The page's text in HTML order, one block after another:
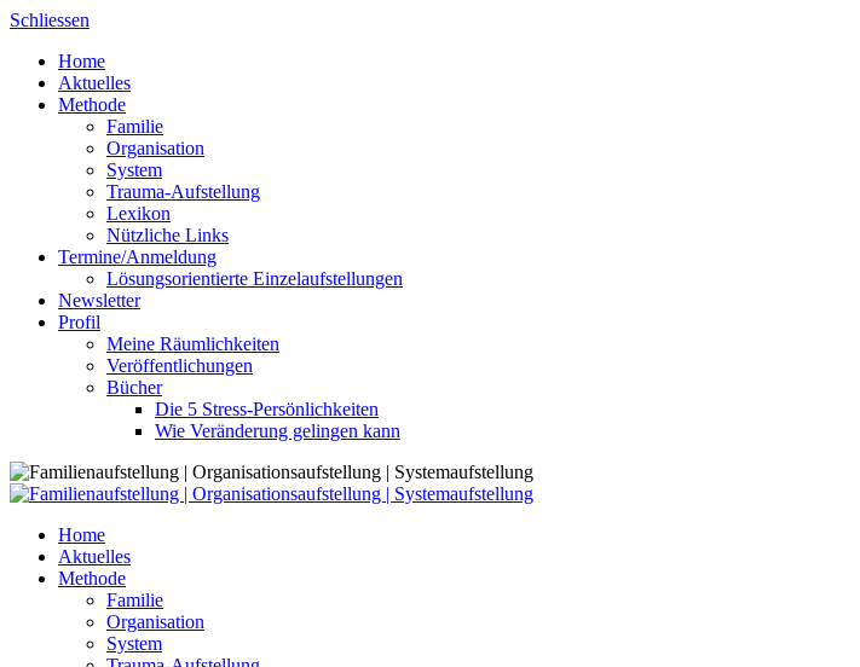
Skip
content
Schliessen
Home
Aktuelles
Methode
Familie
Organisation
System
Trauma-Aufstellung
Lexikon
Nützliche Links
Termine/Anmeldung
Lösungsorientierte Einzelaufstellungen
Newsletter
Profil
Meine Räumlichkeiten
Veröffentlichungen
Bücher
Die 5 Stress-Persönlichkeiten
Wie Veränderung gelingen kann
Home
Aktuelles
Methode
Familie
Organisation
System